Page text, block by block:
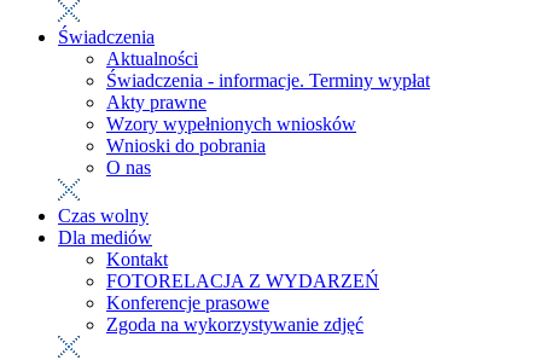
Świadczenia
Aktualności
Świadczenia - informacje. Terminy wypłat
Akty prawne
Wzory wypełnionych wniosków
Wnioski do pobrania
O nas
Czas wolny
Dla mediów
Kontakt
FOTORELACJA Z WYDARZEŃ
Konferencje prasowe
Zgoda na wykorzystywanie zdjęć